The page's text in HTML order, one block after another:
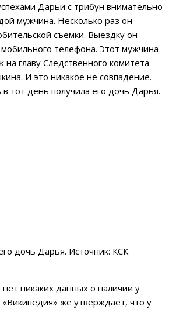
Дарьи с трибун внимательно
мужчина. Несколько раз он
съемки. Выездку он
телефона. Этот мужчина
главу Следственного комитета
И это никакое не совпадение.
тот день получила его дочь Дарья.
дочь Дарья. Источник: КСК
никаких данных о наличии у
же утверждает, что у